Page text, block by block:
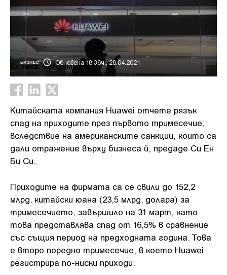
БИЗНЕС Обновена 18:36ч., 28.04.2021
Снимка: Getty images
Китайската компания Huawei отчете рязък
спад на приходите през първото тримесечие,
вследствие на американските санкции, които са
дали отражение върху бизнеса й, предаде Си Ен
Би Си.
Приходите на фирмата са се свили до 152,2
млрд. китайски юана (23,5 млрд. долара) за
тримесечието, завършило на 31 март, като
това представлява спад от 16,5% в сравнение
със същия период на предходната година. Това
е второ поредно тримесечие, в което Huawei
регистрира по-ниски приходи.